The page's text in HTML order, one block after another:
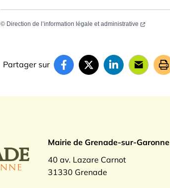
© Direction de l’information légale et administrative
Partager sur
Logo Grenade sur Garonne
Mairie de Grenade-sur-Garonne
40 av. Lazare Carnot
31330 Grenade